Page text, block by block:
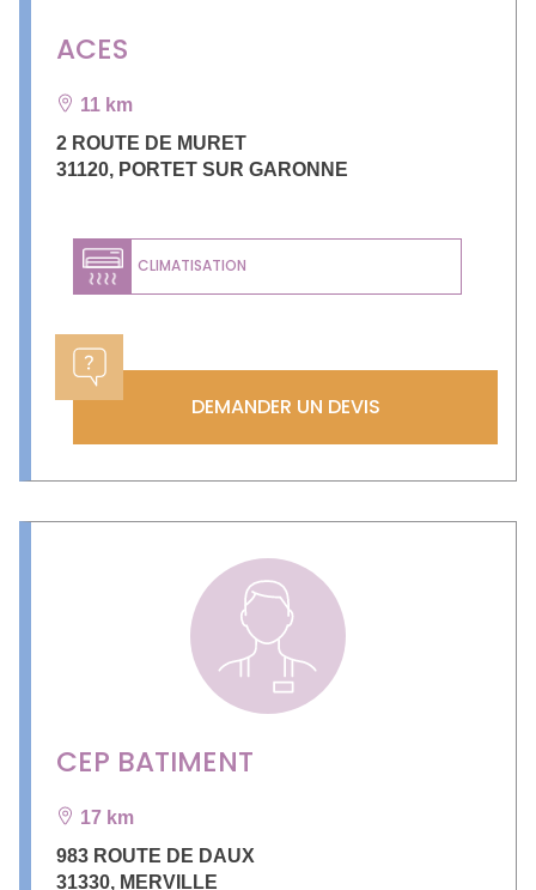
ACES
11 km
2 ROUTE DE MURET
31120, PORTET SUR GARONNE
CLIMATISATION
DEMANDER UN DEVIS
CEP BATIMENT
17 km
983 ROUTE DE DAUX
31330, MERVILLE